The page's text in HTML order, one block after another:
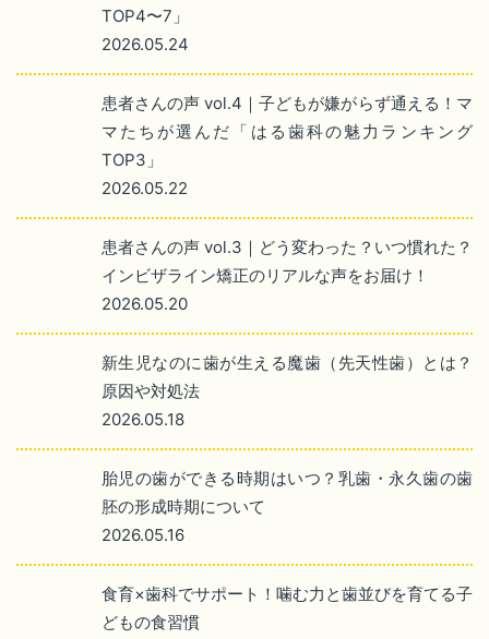
TOP4〜7」
2026.05.24
患者さんの声 vol.4｜子どもが嫌がらず通える！マ
マたちが選んだ「はる歯科の魅力ランキング
TOP3」
2026.05.22
患者さんの声 vol.3｜どう変わった？いつ慣れた？
インビザライン矯正のリアルな声をお届け！
2026.05.20
新生児なのに歯が生える魔歯（先天性歯）とは？
原因や対処法
2026.05.18
胎児の歯ができる時期はいつ？乳歯・永久歯の歯
胚の形成時期について
2026.05.16
食育×歯科でサポート！噛む力と歯並びを育てる子
どもの食習慣